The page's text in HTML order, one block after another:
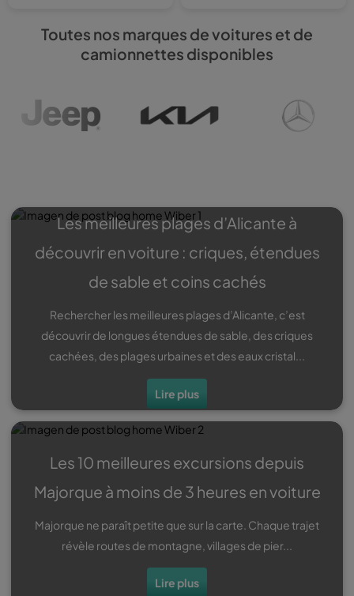
Toutes nos marques de voitures et de
camionnettes disponibles
Les meilleures plages d’Alicante à
découvrir en voiture : criques, étendues
de sable et coins cachés
Rechercher les meilleures plages d’Alicante, c’est
découvrir de longues étendues de sable, des criques
cachées, des plages urbaines et des eaux cristal...
Lire plus
Les 10 meilleures excursions depuis
Majorque à moins de 3 heures en voiture
Majorque ne paraît petite que sur la carte. Chaque trajet
révèle routes de montagne, villages de pier...
Lire plus